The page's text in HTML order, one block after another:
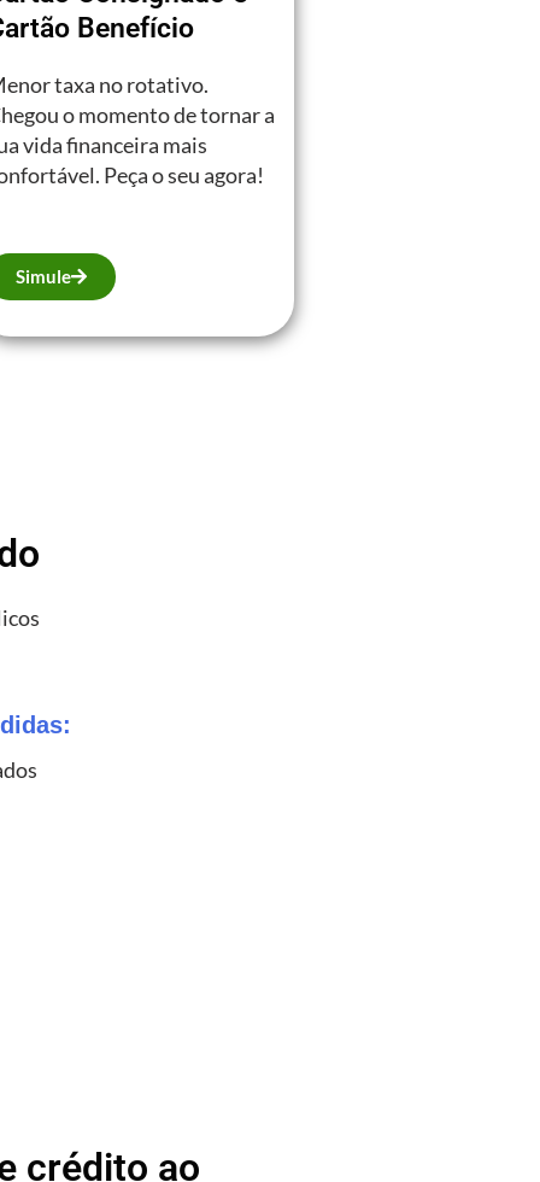
Benefício
taxa no rotativo.
o momento de tornar a
vida financeira mais
Peça o seu agora!
Simule
crédito ao